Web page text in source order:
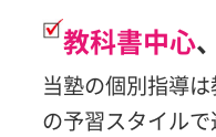
教科書中心、
当塾の個別指導
の予習スタイル